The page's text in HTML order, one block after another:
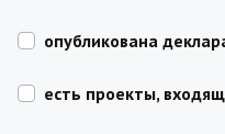
опубликована
есть проекты,